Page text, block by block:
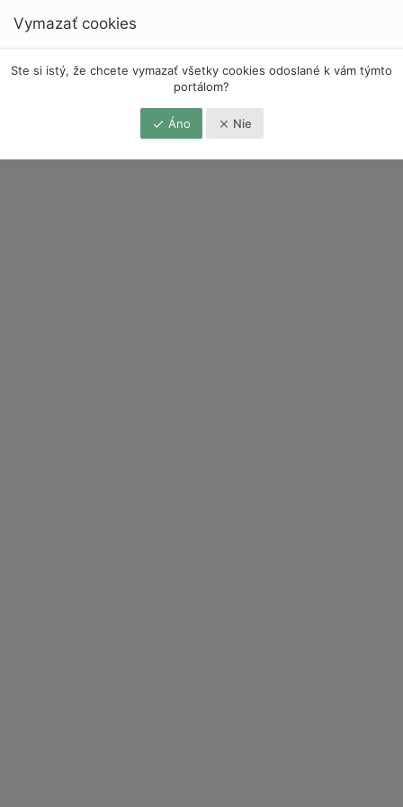
Vymazať cookies
Ste si istý, že chcete vymazať všetky cookies odoslané k vám týmto
portálom?
Áno Nie